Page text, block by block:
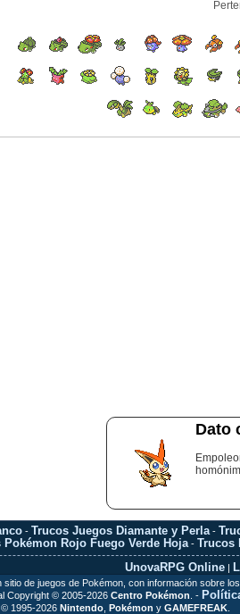
Dato
-Trucos Juegos Diamante y Perla -
Pokémon Rojo Fuego Verde Hoja -Trucos
UnovaRPG Online |
sitio de juegos de Pokémon, con información sobre
Copyright © 2005-2026 Centro Pokémon . -
1995-2026 Nintendo, Pokémon y GAMEFREAK.